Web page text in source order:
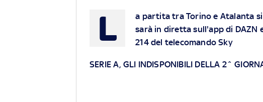
L
a partita tra Torino e Atalanta si
sarà in diretta sull'app di DAZN
214 del telecomando Sky
SERIE A, GLI INDISPONIBILI DELLA 2^